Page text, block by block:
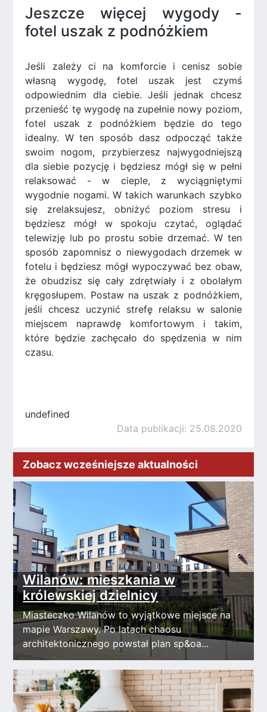
Jeszcze więcej wygody -
fotel uszak z podnóżkiem
Jeśli zależy ci na komforcie i cenisz sobie
własną wygodę, fotel uszak jest czymś
odpowiednim dla ciebie. Jeśli jednak chcesz
przenieść tę wygodę na zupełnie nowy poziom,
fotel uszak z podnóżkiem będzie do tego
idealny. W ten sposób dasz odpocząć także
swoim nogom, przybierzesz najwygodniejszą
dla siebie pozycję i będziesz mógł się w pełni
relaksować - w cieple, z wyciągniętymi
wygodnie nogami. W takich warunkach szybko
się zrelaksujesz, obniżyć poziom stresu i
będziesz mógł w spokoju czytać, oglądać
telewizję lub po prostu sobie drzemać. W ten
sposób zapomnisz o niewygodach drzemek w
fotelu i będziesz mógł wypoczywać bez obaw,
że obudzisz się cały zdrętwiały i z obolałym
kręgosłupem. Postaw na uszak z podnóżkiem,
jeśli chcesz uczynić strefę relaksu w salonie
miejscem naprawdę komfortowym i takim,
które będzie zachęcało do spędzenia w nim
czasu.
undefined
Data publikacji: 25.08.2020
Zobacz wcześniejsze aktualności
Wilanów: mieszkania w
królewskiej dzielnicy
Miasteczko Wilanów to wyjątkowe miejsce na
mapie Warszawy. Po latach chaosu
architektonicznego powstał plan sp&oa...